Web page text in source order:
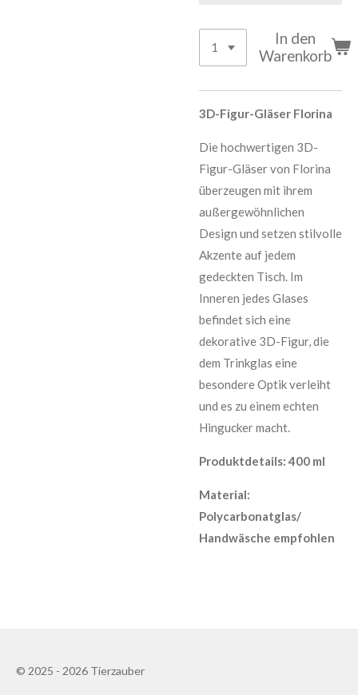
In den
Warenkorb
3D-Figur-Gläser Florina
Die hochwertigen 3D-
Figur-Gläser von Florina
überzeugen mit ihrem
außergewöhnlichen
Design und setzen stilvolle
Akzente auf jedem
gedeckten Tisch. Im
Inneren jedes Glases
befindet sich eine
dekorative 3D-Figur, die
dem Trinkglas eine
besondere Optik verleiht
und es zu einem echten
Hingucker macht.
Produktdetails: 400 ml
Material:
Polycarbonatglas/
Handwäsche empfohlen
© 2025 - 2026 Tierzauber